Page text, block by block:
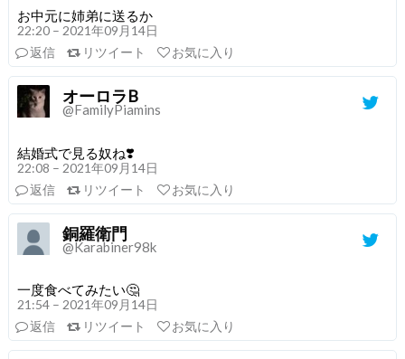
お中元に姉弟に送るか
22:20 – 2021年09月14日
返信
リツイート お気に入り
オーロラB
@FamilyPiamins
結婚式で見る奴ね❣️
22:08 – 2021年09月14日
返信
リツイート お気に入り
銅羅衛門
@Karabiner98k
一度食べてみたい🤔
21:54 – 2021年09月14日
返信
リツイート お気に入り